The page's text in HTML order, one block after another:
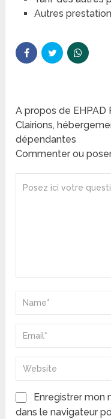
Autres
A propos de
Clairions,
dépendantes
Commenter ou
Enregistrer mon
dans le navigateur